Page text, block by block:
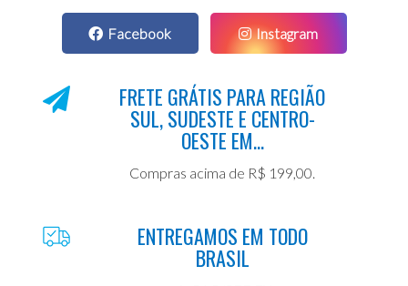
Facebook Instagram
FRETE GRÁTIS PARA REGIÃO
SUL, SUDESTE E CENTRO-
OESTE EM...
Compras acima de R$ 199,00.
ENTREGAMOS EM TODO
BRASIL